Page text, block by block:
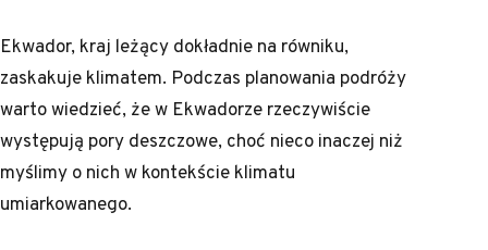
Ekwador, kraj leżący dokładnie na równiku,
zaskakuje klimatem. Podczas planowania podróży
warto wiedzieć, że w Ekwadorze rzeczywiście
występują pory deszczowe, choć nieco inaczej niż
myślimy o nich w kontekście klimatu
umiarkowanego.